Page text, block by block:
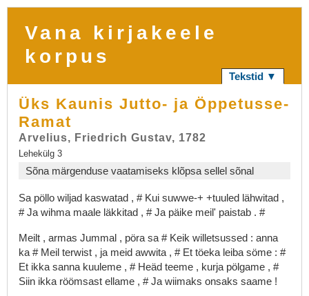
Vana kirjakeele
korpus
Tekstid ▼
Üks Kaunis Jutto- ja Öppetusse-
Ramat
Arvelius, Friedrich Gustav, 1782
Lehekülg 3
Sõna märgenduse vaatamiseks klõpsa sellel sõnal
Sa pöllo wiljad kaswatad , # Kui suwwe-+ +tuuled lähwitad ,
#Ja wihma maale läkkitad , #Ja päike meil' paistab . #
Meilt , armas Jummal , pöra sa # Keik willetsussed : anna
ka # Meil terwist , ja meid awwita , # Et töeka leiba söme : #
Et ikka sanna kuuleme , # Heäd teeme , kurja pölgame , #
Siin ikka röömsast ellame , #Ja wiimaks onsaks saame !